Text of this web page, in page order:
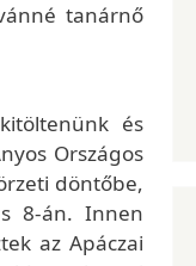
tanárnő
és
Országos
döntőbe,
8-án. Innen
az Apáczai